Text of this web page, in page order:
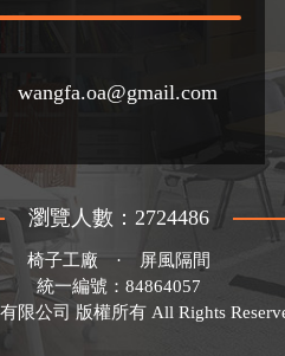
wangfa.oa@gmail.com
瀏覽人數：2724486
椅子工廠 ·
屏風隔間
統一編號：84864057
限公司 版權所有 All Rights